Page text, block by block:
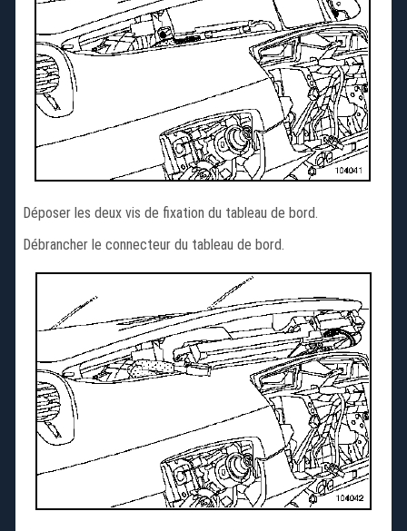
Déposer les deux vis de fixation du tableau de bord.
Débrancher le connecteur du tableau de bord.